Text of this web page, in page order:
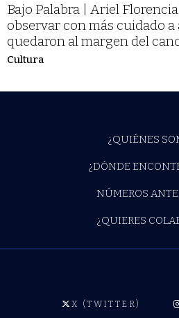
Bajo Palabra | Ariel
observar con más cuidado a
quedaron al margen del
Cultura
¿QUIÉNES
¿DÓNDE
NÚMEROS
¿QUIERES
X (TWITTER)